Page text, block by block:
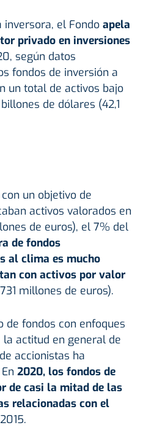
el Fondo apela
privado en inversiones
según datos
fondos de inversión a
un total de activos bajo
de dólares (42,1
un objetivo de
activos valorados en
de euros), el 7% del
de fondos
al clima es mucho
con activos por valor
millones de euros).
de fondos con enfoques
actitud en general de
accionistas ha
2020, los fondos de
de casi la mitad de las
relacionadas con el